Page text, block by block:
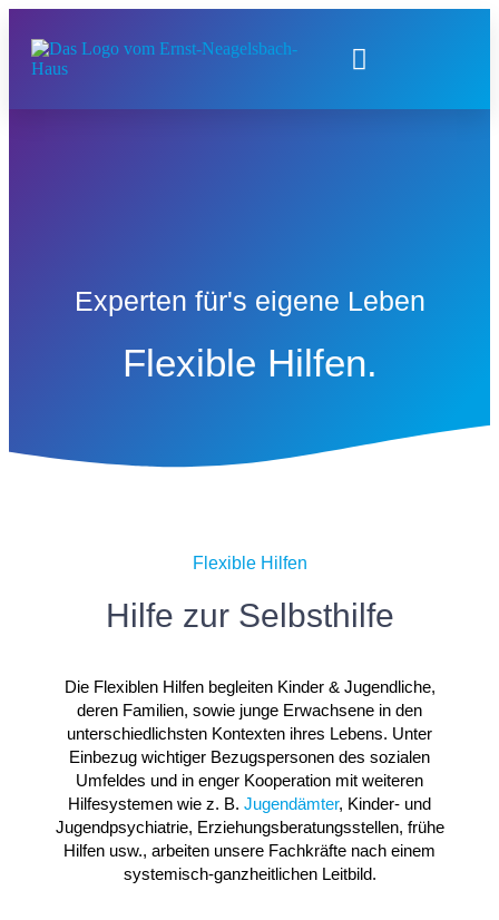
Experten für's eigene Leben
Flexible Hilfen.
Flexible Hilfen
Hilfe zur Selbsthilfe
Die Flexiblen Hilfen begleiten Kinder & Jugendliche,
deren Familien, sowie junge Erwachsene in den
unterschiedlichsten Kontexten ihres Lebens. Unter
Einbezug wichtiger Bezugspersonen des sozialen
Umfeldes und in enger Kooperation mit weiteren
Hilfesystemen wie z. B. Jugendämter, Kinder- und
Jugendpsychiatrie, Erziehungsberatungsstellen, frühe
Hilfen usw., arbeiten unsere Fachkräfte nach einem
systemisch-ganzheitlichen Leitbild.